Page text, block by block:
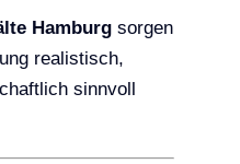
Hamburgsorgen
realistisch,
sinnvoll